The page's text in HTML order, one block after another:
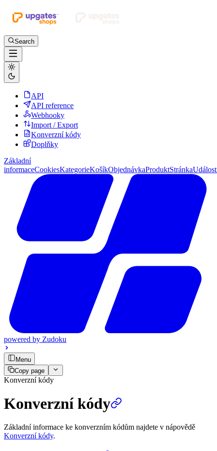
Search
API
API reference
Webhooky
Import / Export
Konverzní kódy
Doplňky
Základní
informaceCookiesKategorieKošíkObjednávkaProduktStránka
powered by Zudoku
Menu
Copy page
Konverzní kódy
Konverzní kódy
Základní informace ke konverzním kódům najdete v nápovědě
Konverzní kódy.